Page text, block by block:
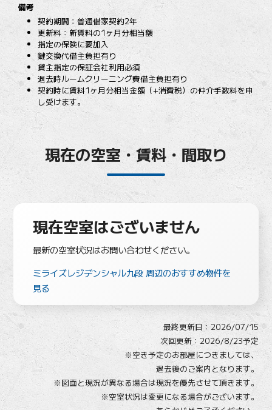
備考
契約期間：普通借家契約2年
更新料：新賃料の1ヶ月分相当額
指定の保険に要加入
鍵交換代借主負担有り
貸主指定の保証会社利用必須
退去時ルームクリーニング費借主負担有り
契約時に賃料1ヶ月分相当金額（+消費税）の仲介手数料を申
し受けます。
現在の空室・賃料・間取り
現在空室はございません
最新の空室状況はお問い合わせください。
ミライズレジデンシャル九段 周辺のおすすめ物件を
見る
最終更新日： 2026/07/15
次回更新：2026/8/23予定
※空き予定のお部屋につきましては、
退去後のご案内となります。
※図面と現況が異なる場合は現況を優先させて頂きます。
※空室状況は変更になる場合がございます。